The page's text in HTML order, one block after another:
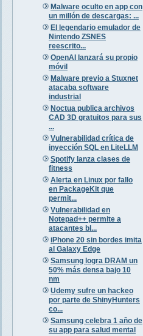
Malware oculto en app con
un millón de descargas: ...
El legendario emulador de
Nintendo ZSNES
reescrito...
OpenAI lanzará su propio
móvil
Malware previo a Stuxnet
atacaba software
industrial
Noctua publica archivos
CAD 3D gratuitos para sus
...
Vulnerabilidad crítica de
inyección SQL en LiteLLM
Spotify lanza clases de
fitness
Alerta en Linux por fallo
en PackageKit que
permit...
Vulnerabilidad en
Notepad++ permite a
atacantes bl...
iPhone 20 sin bordes imita
al Galaxy Edge
Samsung logra DRAM un
50% más densa bajo 10
nm
Udemy sufre un hackeo
por parte de ShinyHunters
co...
Samsung celebra 1 año de
su app para salud mental